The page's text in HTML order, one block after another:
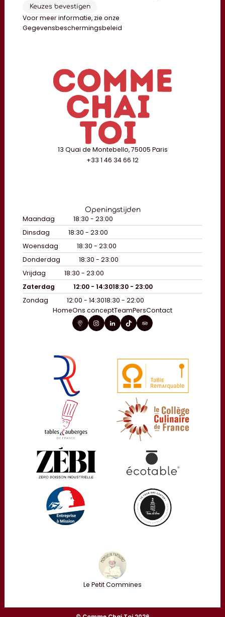
Keuzes bevestigen
Voor meer informatie, zie onze
Gegevensbeschermingsbeleid
13 Quai de Montebello, 75005 Paris
+33 1 46 34 66 12
Openingstijden
Maandag
18:30 - 23:00
Dinsdag
18:30 - 23:00
Woensdag
18:30 - 23:00
Donderdag
18:30 - 23:00
Vrijdag
18:30 - 23:00
Zaterdag
12:00 - 14:3018:30 - 23:00
Zondag
12:00 - 14:3018:30 - 22:00
HomeOns conceptTeamPersContact
Le Petit Commines